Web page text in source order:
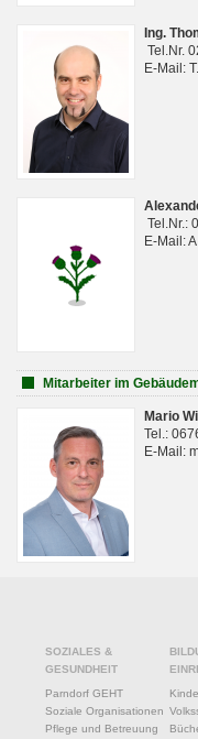
Ing.
Tel.Nr.
E-Mail:
Tel.Nr.:
E-Mail:
Mitarbeiter im
Mario
Tel.:
E-Mail:
SOZIALES &
GESUNDHEIT
Parndorf GEHT
Soziale Organisationen
Pflege und Betreuung